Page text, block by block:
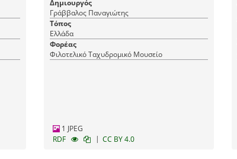
Δημιουργός
Γράββαλος Παναγιώτης
Τόπος
Ελλάδα
Φορέας
Φιλοτελικό Ταχυδρομικό Μουσείο
1 JPEG
RDF
| CC BY 4.0